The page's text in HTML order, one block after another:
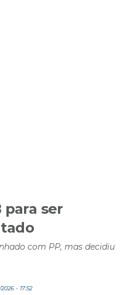
para ser
com PP, mas decidiu
- 17:52